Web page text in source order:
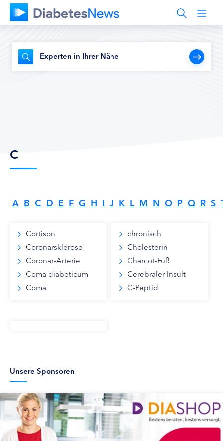
Experten in Ihrer Nähe
C
A B C D E F G H I J K L M N O P Q R S
Cortison
Coronarsklerose
Coronar-Arterie
Coma diabeticum
Coma
chronisch
Cholesterin
Charcot-Fuß
Cerebraler Insult
C-Peptid
Unsere Sponsoren